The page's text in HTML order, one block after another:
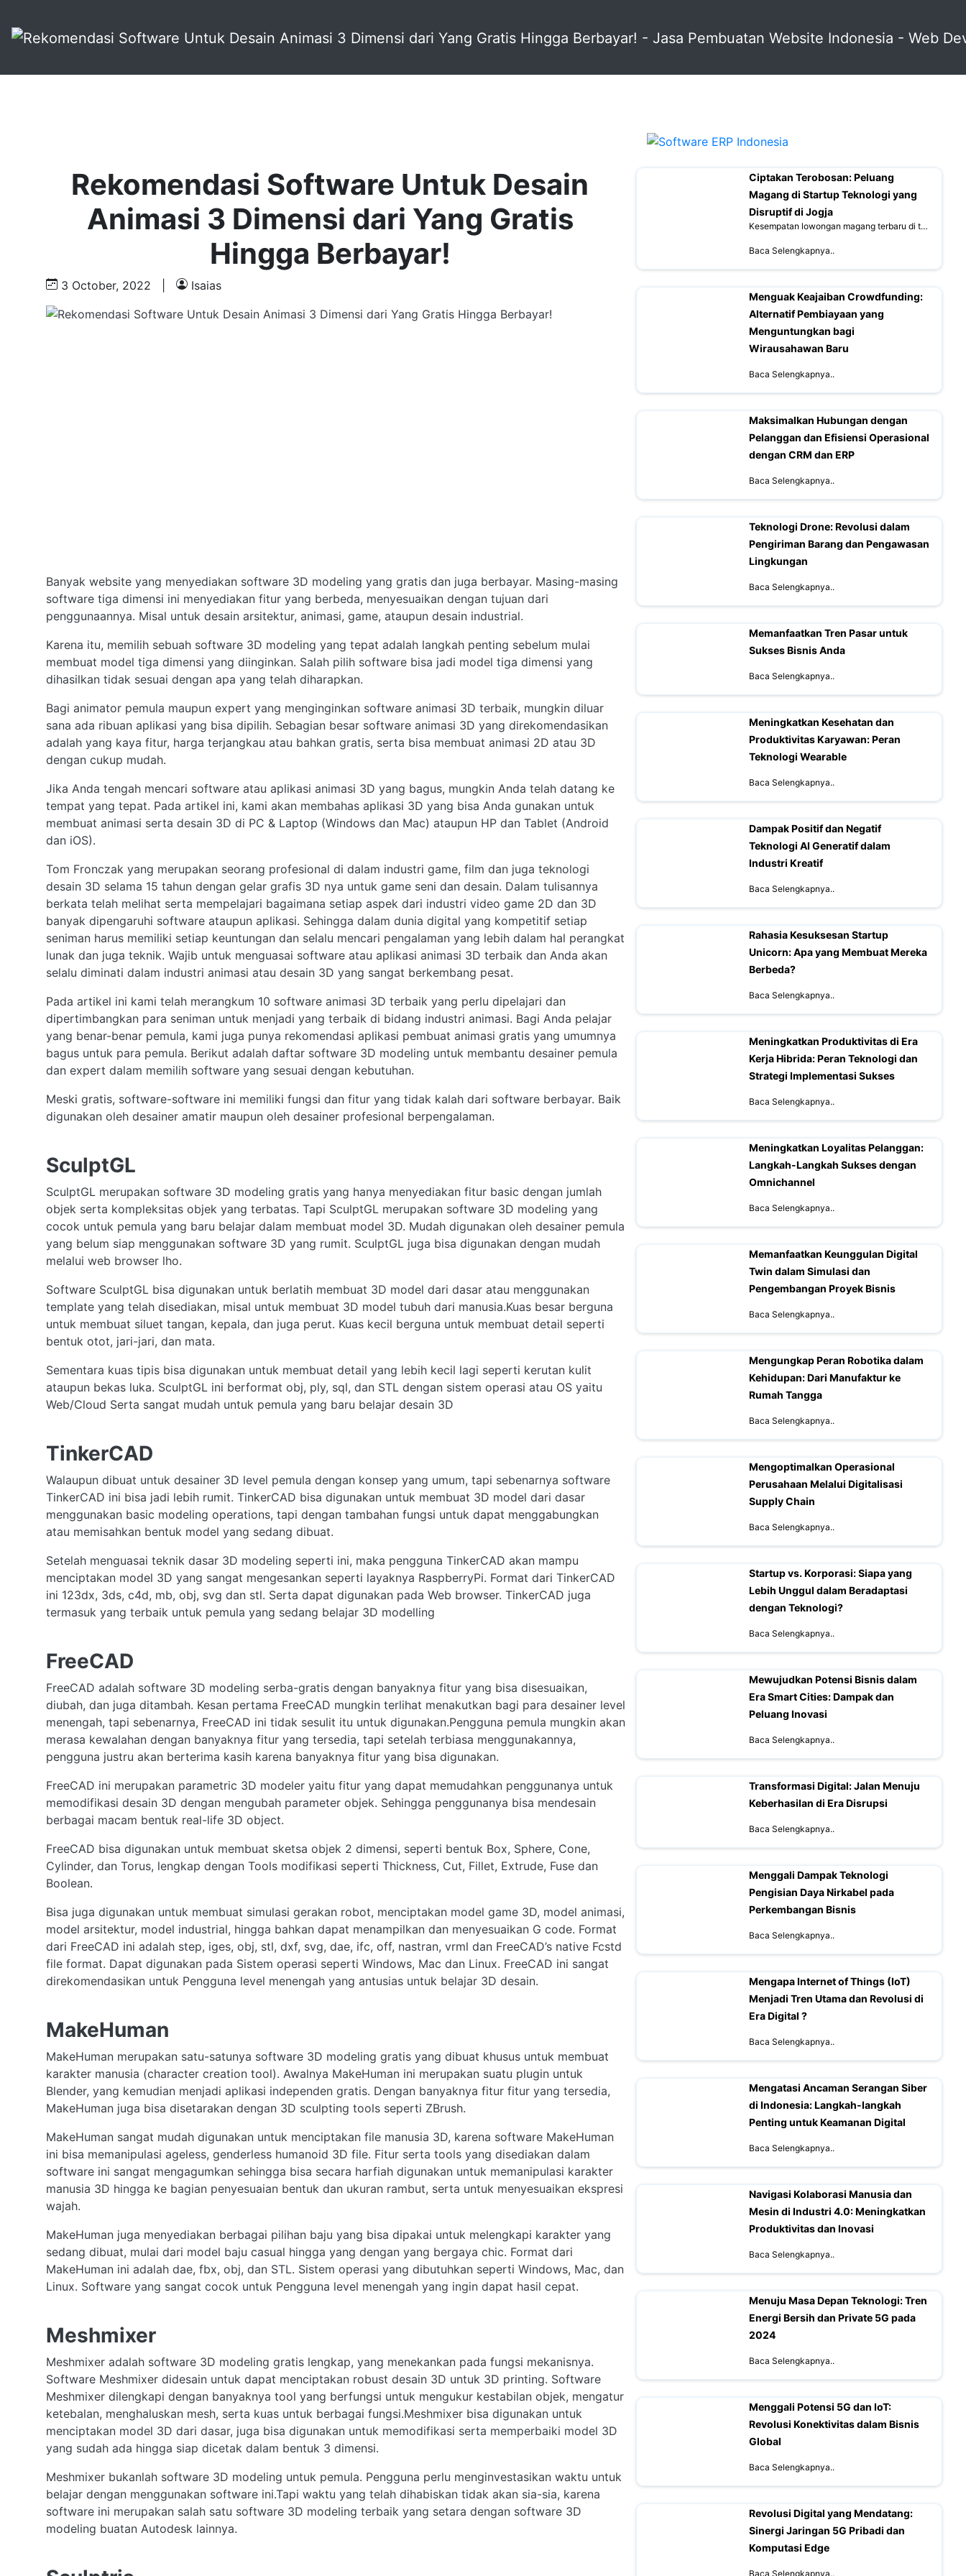
Rekomendasi Software Untuk Desain
Animasi 3 Dimensi dari Yang Gratis
Hingga Berbayar!
3 October, 2022 Isaias
Banyak website yang menyediakan software 3D modeling yang gratis dan juga berbayar. Masing-masing
software tiga dimensi ini menyediakan fitur yang berbeda, menyesuaikan dengan tujuan dari
penggunaannya. Misal untuk desain arsitektur, animasi, game, ataupun desain industrial.
Karena itu, memilih sebuah software 3D modeling yang tepat adalah langkah penting sebelum mulai
membuat model tiga dimensi yang diinginkan. Salah pilih software bisa jadi model tiga dimensi yang
dihasilkan tidak sesuai dengan apa yang telah diharapkan.
Bagi animator pemula maupun expert yang menginginkan software animasi 3D terbaik, mungkin diluar
sana ada ribuan aplikasi yang bisa dipilih. Sebagian besar software animasi 3D yang direkomendasikan
adalah yang kaya fitur, harga terjangkau atau bahkan gratis, serta bisa membuat animasi 2D atau 3D
dengan cukup mudah.
Jika Anda tengah mencari software atau aplikasi animasi 3D yang bagus, mungkin Anda telah datang ke
tempat yang tepat. Pada artikel ini, kami akan membahas aplikasi 3D yang bisa Anda gunakan untuk
membuat animasi serta desain 3D di PC & Laptop (Windows dan Mac) ataupun HP dan Tablet (Android
dan iOS).
Tom Fronczak yang merupakan seorang profesional di dalam industri game, film dan juga teknologi
desain 3D selama 15 tahun dengan gelar grafis 3D nya untuk game seni dan desain. Dalam tulisannya
berkata telah melihat serta mempelajari bagaimana setiap aspek dari industri video game 2D dan 3D
banyak dipengaruhi software ataupun aplikasi. Sehingga dalam dunia digital yang kompetitif setiap
seniman harus memiliki setiap keuntungan dan selalu mencari pengalaman yang lebih dalam hal perangkat
lunak dan juga teknik. Wajib untuk menguasai software atau aplikasi animasi 3D terbaik dan Anda akan
selalu diminati dalam industri animasi atau desain 3D yang sangat berkembang pesat.
Pada artikel ini kami telah merangkum 10 software animasi 3D terbaik yang perlu dipelajari dan
dipertimbangkan para seniman untuk menjadi yang terbaik di bidang industri animasi. Bagi Anda pelajar
yang benar-benar pemula, kami juga punya rekomendasi aplikasi pembuat animasi gratis yang umumnya
bagus untuk para pemula. Berikut adalah daftar software 3D modeling untuk membantu desainer pemula
dan expert dalam memilih software yang sesuai dengan kebutuhan.
Meski gratis, software-software ini memiliki fungsi dan fitur yang tidak kalah dari software berbayar. Baik
digunakan oleh desainer amatir maupun oleh desainer profesional berpengalaman.
SculptGL
SculptGL merupakan software 3D modeling gratis yang hanya menyediakan fitur basic dengan jumlah
objek serta kompleksitas objek yang terbatas. Tapi SculptGL merupakan software 3D modeling yang
cocok untuk pemula yang baru belajar dalam membuat model 3D. Mudah digunakan oleh desainer pemula
yang belum siap menggunakan software 3D yang rumit. SculptGL juga bisa digunakan dengan mudah
melalui web browser lho.
Software SculptGL bisa digunakan untuk berlatih membuat 3D model dari dasar atau menggunakan
template yang telah disediakan, misal untuk membuat 3D model tubuh dari manusia.Kuas besar berguna
untuk membuat siluet tangan, kepala, dan juga perut. Kuas kecil berguna untuk membuat detail seperti
bentuk otot, jari-jari, dan mata.
Sementara kuas tipis bisa digunakan untuk membuat detail yang lebih kecil lagi seperti kerutan kulit
ataupun bekas luka. SculptGL ini berformat obj, ply, sql, dan STL dengan sistem operasi atau OS yaitu
Web/Cloud Serta sangat mudah untuk pemula yang baru belajar desain 3D
TinkerCAD
Walaupun dibuat untuk desainer 3D level pemula dengan konsep yang umum, tapi sebenarnya software
TinkerCAD ini bisa jadi lebih rumit. TinkerCAD bisa digunakan untuk membuat 3D model dari dasar
menggunakan basic modeling operations, tapi dengan tambahan fungsi untuk dapat menggabungkan
atau memisahkan bentuk model yang sedang dibuat.
Setelah menguasai teknik dasar 3D modeling seperti ini, maka pengguna TinkerCAD akan mampu
menciptakan model 3D yang sangat mengesankan seperti layaknya RaspberryPi. Format dari TinkerCAD
ini 123dx, 3ds, c4d, mb, obj, svg dan stl. Serta dapat digunakan pada Web browser. TinkerCAD juga
termasuk yang terbaik untuk pemula yang sedang belajar 3D modelling
FreeCAD
FreeCAD adalah software 3D modeling serba-gratis dengan banyaknya fitur yang bisa disesuaikan,
diubah, dan juga ditambah. Kesan pertama FreeCAD mungkin terlihat menakutkan bagi para desainer level
menengah, tapi sebenarnya, FreeCAD ini tidak sesulit itu untuk digunakan.Pengguna pemula mungkin akan
merasa kewalahan dengan banyaknya fitur yang tersedia, tapi setelah terbiasa menggunakannya,
pengguna justru akan berterima kasih karena banyaknya fitur yang bisa digunakan.
FreeCAD ini merupakan parametric 3D modeler yaitu fitur yang dapat memudahkan penggunanya untuk
memodifikasi desain 3D dengan mengubah parameter objek. Sehingga penggunanya bisa mendesain
berbagai macam bentuk real-life 3D object.
FreeCAD bisa digunakan untuk membuat sketsa objek 2 dimensi, seperti bentuk Box, Sphere, Cone,
Cylinder, dan Torus, lengkap dengan Tools modifikasi seperti Thickness, Cut, Fillet, Extrude, Fuse dan
Boolean.
Bisa juga digunakan untuk membuat simulasi gerakan robot, menciptakan model game 3D, model animasi,
model arsitektur, model industrial, hingga bahkan dapat menampilkan dan menyesuaikan G code. Format
dari FreeCAD ini adalah step, iges, obj, stl, dxf, svg, dae, ifc, off, nastran, vrml dan FreeCAD’s native Fcstd
file format. Dapat digunakan pada Sistem operasi seperti Windows, Mac dan Linux. FreeCAD ini sangat
direkomendasikan untuk Pengguna level menengah yang antusias untuk belajar 3D desain.
MakeHuman
MakeHuman merupakan satu-satunya software 3D modeling gratis yang dibuat khusus untuk membuat
karakter manusia (character creation tool). Awalnya MakeHuman ini merupakan suatu plugin untuk
Blender, yang kemudian menjadi aplikasi independen gratis. Dengan banyaknya fitur fitur yang tersedia,
MakeHuman juga bisa disetarakan dengan 3D sculpting tools seperti ZBrush.
MakeHuman sangat mudah digunakan untuk menciptakan file manusia 3D, karena software MakeHuman
ini bisa memanipulasi ageless, genderless humanoid 3D file. Fitur serta tools yang disediakan dalam
software ini sangat mengagumkan sehingga bisa secara harfiah digunakan untuk memanipulasi karakter
manusia 3D hingga ke bagian penyesuaian bentuk dan ukuran rambut, serta untuk menyesuaikan ekspresi
wajah.
MakeHuman juga menyediakan berbagai pilihan baju yang bisa dipakai untuk melengkapi karakter yang
sedang dibuat, mulai dari model baju casual hingga yang dengan yang bergaya chic. Format dari
MakeHuman ini adalah dae, fbx, obj, dan STL. Sistem operasi yang dibutuhkan seperti Windows, Mac, dan
Linux. Software yang sangat cocok untuk Pengguna level menengah yang ingin dapat hasil cepat.
Meshmixer
Meshmixer adalah software 3D modeling gratis lengkap, yang menekankan pada fungsi mekanisnya.
Software Meshmixer didesain untuk dapat menciptakan robust desain 3D untuk 3D printing. Software
Meshmixer dilengkapi dengan banyaknya tool yang berfungsi untuk mengukur kestabilan objek, mengatur
ketebalan, menghaluskan mesh, serta kuas untuk berbagai fungsi.Meshmixer bisa digunakan untuk
menciptakan model 3D dari dasar, juga bisa digunakan untuk memodifikasi serta memperbaiki model 3D
yang sudah ada hingga siap dicetak dalam bentuk 3 dimensi.
Meshmixer bukanlah software 3D modeling untuk pemula. Pengguna perlu menginvestasikan waktu untuk
belajar dengan menggunakan software ini.Tapi waktu yang telah dihabiskan tidak akan sia-sia, karena
software ini merupakan salah satu software 3D modeling terbaik yang setara dengan software 3D
modeling buatan Autodesk lainnya.
Ciptakan Terobosan: Peluang
Magang di Startup Teknologi yang
Disruptif di Jogja
Kesempatan lowongan magang terbaru di tahun 2026
Baca Selengkapnya..
Menguak Keajaiban Crowdfunding:
Alternatif Pembiayaan yang
Menguntungkan bagi
Wirausahawan Baru
Baca Selengkapnya..
Maksimalkan Hubungan dengan
Pelanggan dan Efisiensi Operasional
dengan CRM dan ERP
Baca Selengkapnya..
Teknologi Drone: Revolusi dalam
Pengiriman Barang dan Pengawasan
Lingkungan
Baca Selengkapnya..
Memanfaatkan Tren Pasar untuk
Sukses Bisnis Anda
Baca Selengkapnya..
Meningkatkan Kesehatan dan
Produktivitas Karyawan: Peran
Teknologi Wearable
Baca Selengkapnya..
Dampak Positif dan Negatif
Teknologi AI Generatif dalam
Industri Kreatif
Baca Selengkapnya..
Rahasia Kesuksesan Startup
Unicorn: Apa yang Membuat Mereka
Berbeda?
Baca Selengkapnya..
Meningkatkan Produktivitas di Era
Kerja Hibrida: Peran Teknologi dan
Strategi Implementasi Sukses
Baca Selengkapnya..
Meningkatkan Loyalitas Pelanggan:
Langkah-Langkah Sukses dengan
Omnichannel
Baca Selengkapnya..
Memanfaatkan Keunggulan Digital
Twin dalam Simulasi dan
Pengembangan Proyek Bisnis
Baca Selengkapnya..
Mengungkap Peran Robotika dalam
Kehidupan: Dari Manufaktur ke
Rumah Tangga
Baca Selengkapnya..
Mengoptimalkan Operasional
Perusahaan Melalui Digitalisasi
Supply Chain
Baca Selengkapnya..
Startup vs. Korporasi: Siapa yang
Lebih Unggul dalam Beradaptasi
dengan Teknologi?
Baca Selengkapnya..
Mewujudkan Potensi Bisnis dalam
Era Smart Cities: Dampak dan
Peluang Inovasi
Baca Selengkapnya..
Transformasi Digital: Jalan Menuju
Keberhasilan di Era Disrupsi
Baca Selengkapnya..
Menggali Dampak Teknologi
Pengisian Daya Nirkabel pada
Perkembangan Bisnis
Baca Selengkapnya..
Mengapa Internet of Things (IoT)
Menjadi Tren Utama dan Revolusi di
Era Digital ?
Baca Selengkapnya..
Mengatasi Ancaman Serangan Siber
di Indonesia: Langkah-langkah
Penting untuk Keamanan Digital
Baca Selengkapnya..
Navigasi Kolaborasi Manusia dan
Mesin di Industri 4.0: Meningkatkan
Produktivitas dan Inovasi
Baca Selengkapnya..
Menuju Masa Depan Teknologi: Tren
Energi Bersih dan Private 5G pada
2024
Baca Selengkapnya..
Menggali Potensi 5G dan IoT:
Revolusi Konektivitas dalam Bisnis
Global
Baca Selengkapnya..
Revolusi Digital yang Mendatang:
Sinergi Jaringan 5G Pribadi dan
Komputasi Edge
Baca Selengkapnya..